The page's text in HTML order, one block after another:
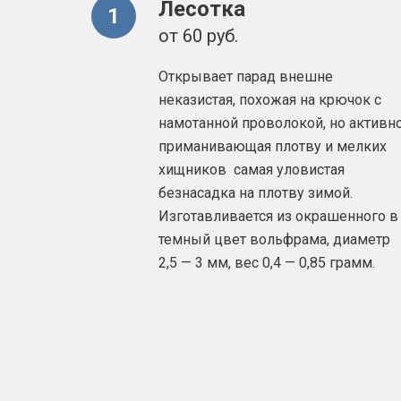
1 Лесотка
от 60 руб.
Открывает парад внешне
неказистая, похожая на крючок с
намотанной проволокой, но
приманивающая плотву и мелких
хищников самая уловистая
безнасадка на плотву зимой.
Изготавливается из окрашенного в
темный цвет вольфрама, диаметр
2,5 — 3 мм, вес 0,4 — 0,85 грамм.